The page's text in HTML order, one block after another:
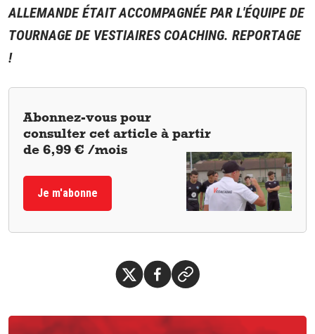
ALLEMANDE ÉTAIT ACCOMPAGNÉE PAR L'ÉQUIPE DE
TOURNAGE DE VESTIAIRESCOACHING. REPORTAGE
!
Abonnez-vous pour
consulter cet article à partir
de 6,99 € /mois
Je m'abonne